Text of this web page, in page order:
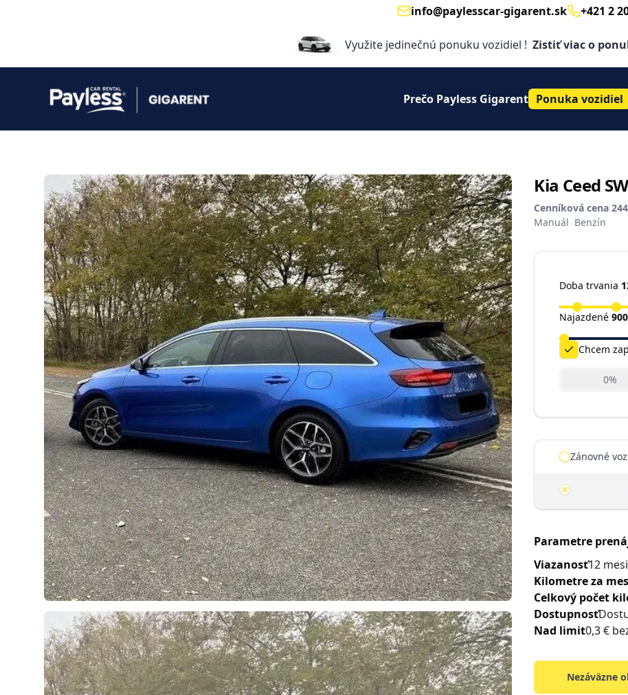
Emailinfo@paylesscar-gigarent.skTelephone
+421 2
Využite jedinečnú ponuku vozidiel ! Zistiť viac o
Prečo Payless Gigarent Ponuka vozidiel
Kia Ceed
Cenníková cena
Manuál Benzín
Doba trvania
Najazdené
Chcem
0%
Zánovné
Parametre
Viazanosť12
Kilometre za
Celkový počet
Dostupnosť
Nad limit0,3 €
Nezáväzne